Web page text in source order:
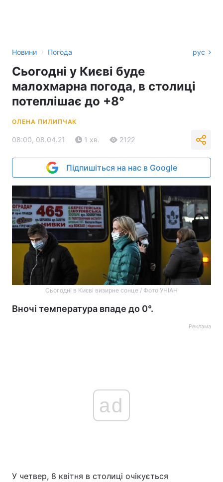
Новини › Погода рус
Сьогодні у Києві буде
малохмарна погода, в столиці
потеплішає до +8°
ОЛЕНА ПИЛИПЧАК
08:00, 08.04.21 1 хв. 2122
Підпишіться на нас в Google
Сьогодні в Києві визирне сонце / Фото УНІАН
Вночі температура впаде до 0°.
Реклама
ad
У четвер, 8 квітня в столиці очікується